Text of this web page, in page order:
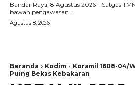
Bandar Raya, 8 Agustus 2026 – Satgas
bawah pengawasan...
Agustus 8, 2026